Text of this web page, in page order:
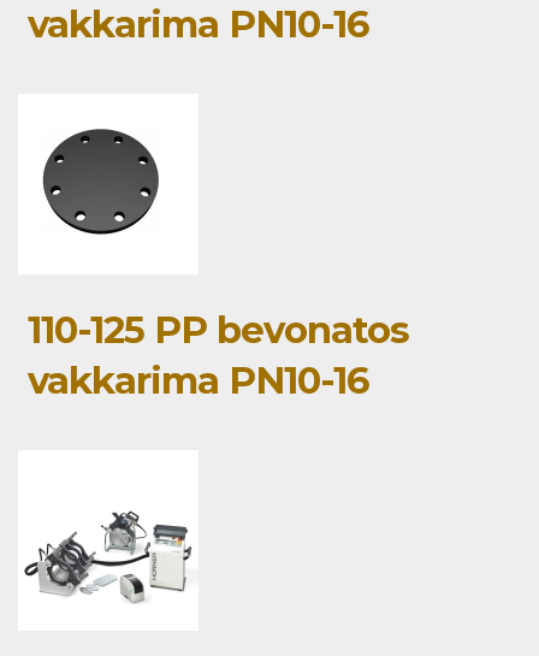
vakkarima PN10-16
110-125 PP bevonatos
vakkarima PN10-16